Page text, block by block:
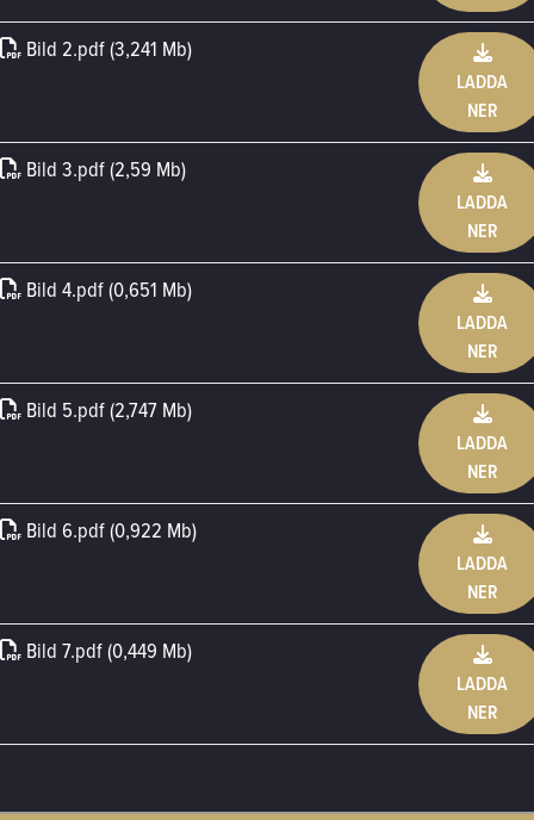
Bild 2.pdf (3,241 Mb)
LADDA
NER
Bild 3.pdf (2,59 Mb)
LADDA
NER
Bild 4.pdf (0,651 Mb)
LADDA
NER
Bild 5.pdf (2,747 Mb)
LADDA
NER
Bild 6.pdf (0,922 Mb)
LADDA
NER
Bild 7.pdf (0,449 Mb)
LADDA
NER